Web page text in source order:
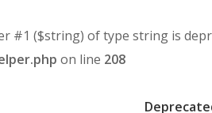
#1 ($string) of type string is
on line 208